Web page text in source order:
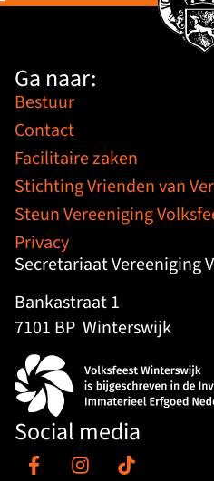
Ga naar:
Bestuur
Contact
Facilitaire zaken
Stichting Vrienden van
Steun Vereeniging
Privacy
Secretariaat Vereeniging
Bankastraat 1
7101 BP Winterswijk
Social media